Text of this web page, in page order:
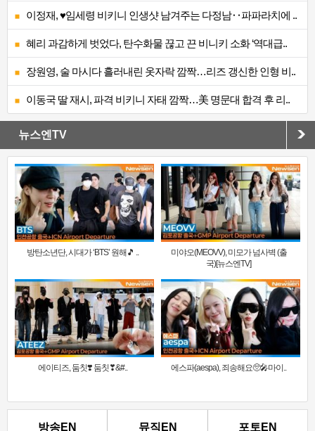
이정재, ♥임세령 비키니 인생샷 남겨주는 다정남‥파파라치에 ..
혜리 과감하게 벗었다, 탄수화물 끊고 끈 비니키 소화 ‘역대급..
장원영, 술 마시다 흘러내린 옷자락 깜짝…리즈 갱신한 인형 비..
이동국 딸 재시, 파격 비키니 자태 깜짝…美 명문대 합격 후 리..
뉴스엔TV
방탄소년단, 시대가 ‘BTS’ 원해🎵 ..
미야오(MEOVV), 미모가 넘사벽 (출
국)[뉴스엔TV]
에이티즈, 둠칫❣️ 둠칫❣&#.. 에스파(aespa), 죄송해요🥺🎤마이..
방송EN 뮤직EN 포토EN